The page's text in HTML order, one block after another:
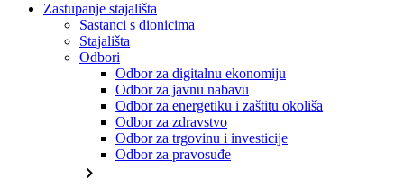
Zastupanje stajališta
Sastanci s dionicima
Stajališta
Odbori
Odbor za digitalnu ekonomiju
Odbor za javnu nabavu
Odbor za energetiku i zaštitu okoliša
Odbor za zdravstvo
Odbor za trgovinu i investicije
Odbor za pravosuđe
chevron_right